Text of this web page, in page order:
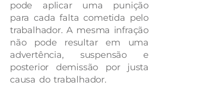
pode aplicar uma punição
para cada falta cometida pelo
trabalhador. A mesma infração
não pode resultar em uma
advertência, suspensão e
posterior demissão por justa
causa do trabalhador.